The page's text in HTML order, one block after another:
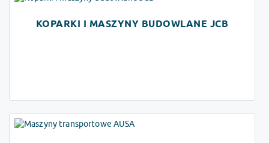
KOPARKI I MASZYNY BUDOWLANE JCB